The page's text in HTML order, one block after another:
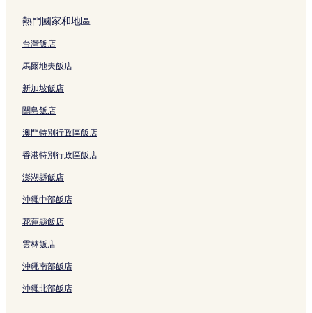
熱門國家和地區
台灣飯店
馬爾地夫飯店
新加坡飯店
關島飯店
澳門特別行政區飯店
香港特別行政區飯店
澎湖縣飯店
沖繩中部飯店
花蓮縣飯店
雲林飯店
沖繩南部飯店
沖繩北部飯店